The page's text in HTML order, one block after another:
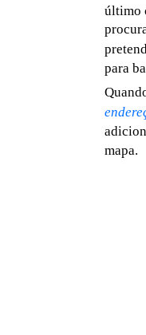
último
para
mapa.